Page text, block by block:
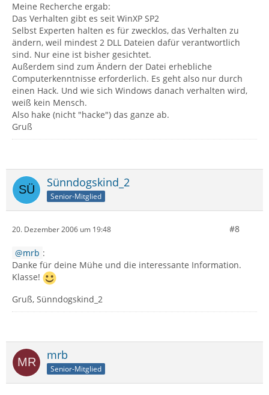
Meine Recherche ergab:
Das Verhalten gibt es seit WinXP SP2
Selbst Experten halten es für zwecklos, das Verhalten zu
ändern, weil mindest 2 DLL Dateien dafür verantwortlich
sind. Nur eine ist bisher gesichtet.
Außerdem sind zum Ändern der Datei erhebliche
Computerkenntnisse erforderlich. Es geht also nur durch
einen Hack. Und wie sich Windows danach verhalten wird,
weiß kein Mensch.
Also hake (nicht "hacke") das ganze ab.
Gruß
Sünndogskind_2
Senior-Mitglied
20. Dezember 2006 um 19:48 #8
mrb :
Danke für deine Mühe und die interessante Information.
Klasse!
Gruß, Sünndogskind_2
mrb
Senior-Mitglied